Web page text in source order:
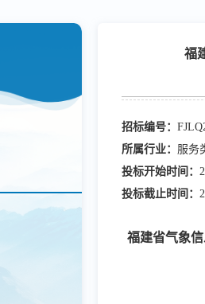
福
招标编号：
所属行业： 服务
投标开始时间：
投标截止时间：
福建省气象